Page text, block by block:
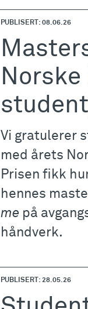
PUBLISERT: 08.06.26
Vi gratulerer
med årets
Prisen fikk
hennes
me på
håndverk.
PUBLISERT: 28.05.26